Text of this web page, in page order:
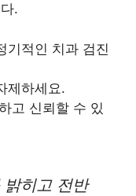
.
기적인 치과 검진
제하세요.
고 신뢰할 수 있
밝히고 전반